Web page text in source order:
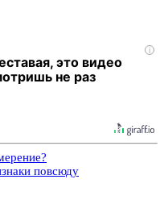
i
это видео
не раз
повсюду